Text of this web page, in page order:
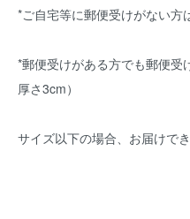
*ご自宅等に郵便受けがない方
*郵便受けがある方でも郵便
厚さ3cm）
サイズ以下の場合、お届けで